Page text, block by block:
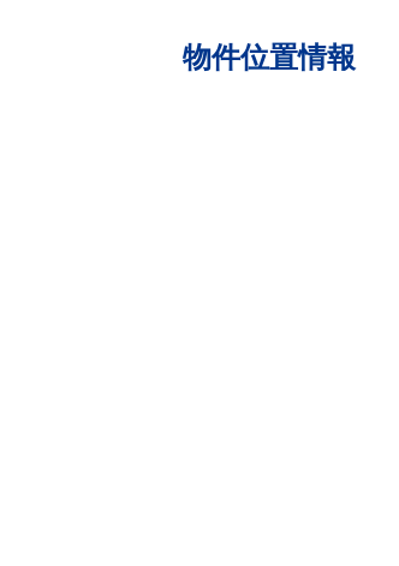
物件位置情報